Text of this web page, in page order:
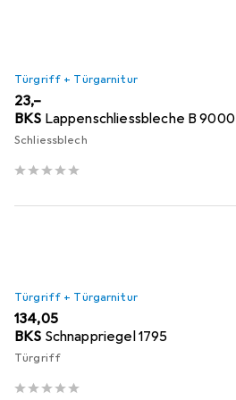
Türgriff + Türgarnitur
EUR
23,–
BKS Lappenschliessbleche B 9000
Schliessblech
Türgriff + Türgarnitur
EUR
134,05
BKS Schnappriegel 1795
Türgriff